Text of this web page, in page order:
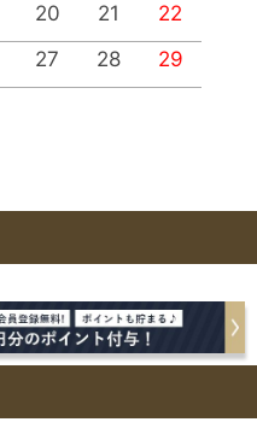
20 21
22
27 28 29